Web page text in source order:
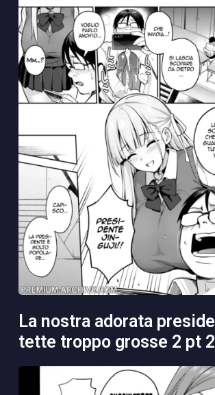
la nostra adorata presidente ha le
tette troppo grosse 2 pt 2